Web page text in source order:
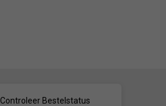
ControleerBestelstatus